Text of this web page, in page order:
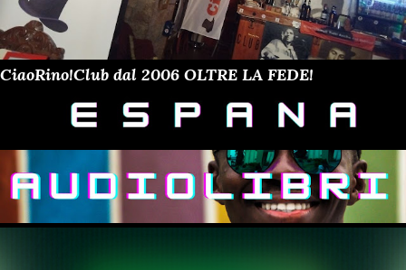
CiaoRino!Club dal 2006 OLTRE LA FEDE!